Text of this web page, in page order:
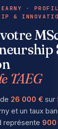
·
&
TAEG
26 000 € sur
et un taux
représente 900